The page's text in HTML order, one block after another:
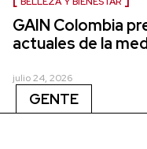
GAIN Colombia
actuales de la
julio 24, 2026
GENTE